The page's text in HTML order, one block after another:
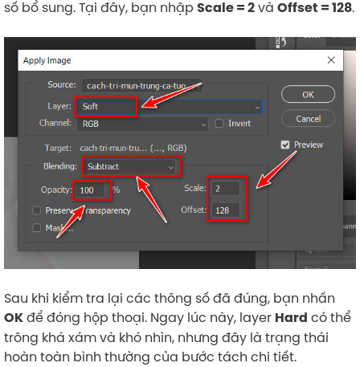
số bổ sung. Tại đây, bạn nhập Scale = 2và Offset = 128.
Sau khi kiểm tra lại các thông số đã đúng, bạn nhấn
OKđể đóng hộp thoại. Ngay lúc này, layer Hard có thể
trông khá xám và khó nhìn, nhưng đây là trạng thái
hoàn toàn bình thường của bước tách chi tiết.